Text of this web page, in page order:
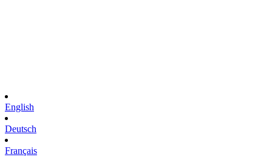
English
Deutsch
Français